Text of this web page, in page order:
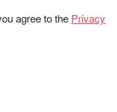
agree to the Privacy